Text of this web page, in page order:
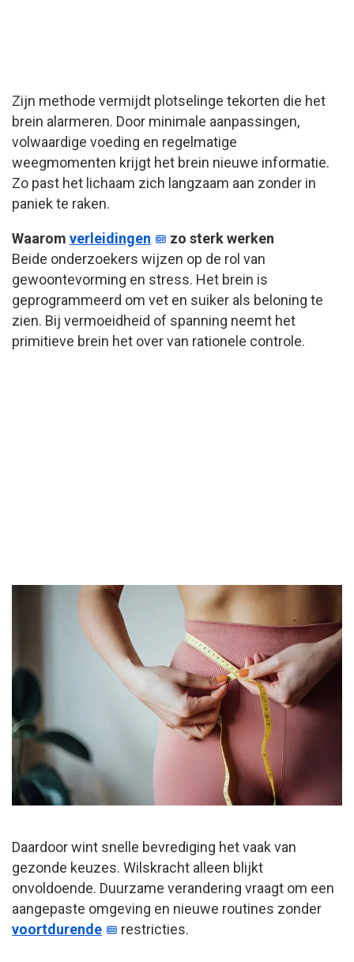
Zijn methode vermijdt plotselinge tekorten die het
brein alarmeren. Door minimale aanpassingen,
volwaardige voeding en regelmatige
weegmomenten krijgt het brein nieuwe informatie.
Zo past het lichaam zich langzaam aan zonder in
paniek te raken.
Waarom verleidingen
zo sterk werken
Beide onderzoekers wijzen op de rol van
gewoontevorming en stress. Het brein is
geprogrammeerd om vet en suiker als beloning te
zien. Bij vermoeidheid of spanning neemt het
primitieve brein het over van rationele controle.
Daardoor wint snelle bevrediging het vaak van
gezonde keuzes. Wilskracht alleen blijkt
onvoldoende. Duurzame verandering vraagt om een
aangepaste omgeving en nieuwe routines zonder
voortdurende
restricties.